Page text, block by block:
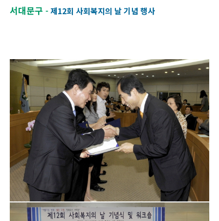
서대문구 -제12회 사회복지의 날 기념 행사